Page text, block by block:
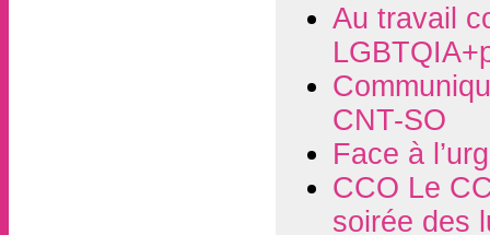
Au travail
CNT-SO
Face à
CCO Le
soirée des